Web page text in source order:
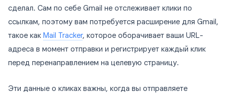
сделал. Сам по себе Gmail не отслеживает клики по
ссылкам, поэтому вам потребуется расширение для Gmail,
такое как Mail Tracker, которое оборачивает ваши URL-
адреса в момент отправки и регистрирует каждый клик
перед перенаправлением на целевую страницу.
Эти данные о кликах важны, когда вы отправляете